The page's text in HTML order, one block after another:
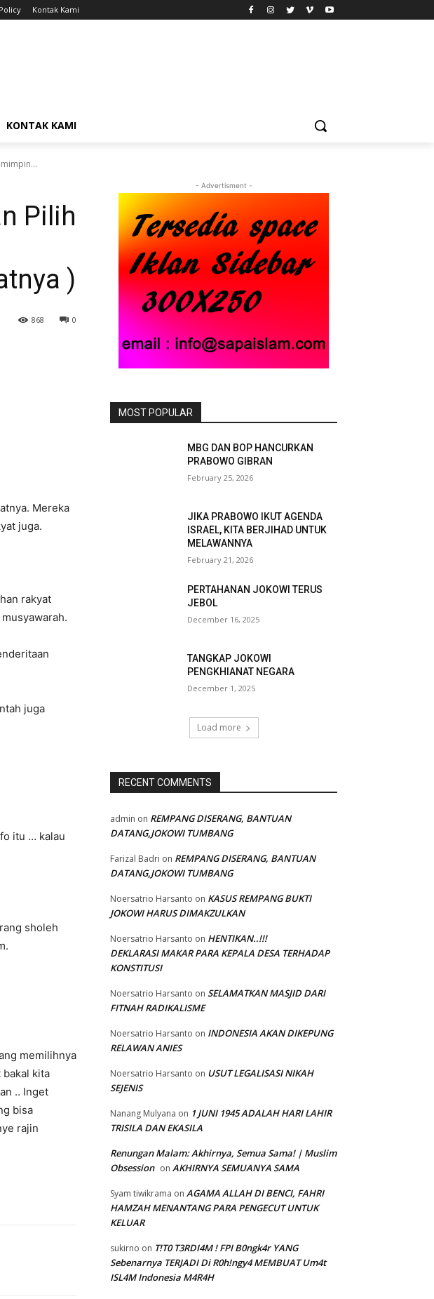
Kontak Kami
KONTAK KAMI
Pilih
)
0
868
Mereka
juga.
rakyat
juga
itu … kalau
sholeh
memilihnya
bakal kita
.. Inget
bisa
rajin
- Advertisment -
MOST POPULAR
MBG DAN BOP HANCURKAN
PRABOWO GIBRAN
February 25, 2026
JIKA PRABOWO IKUT AGENDA
ISRAEL, KITA BERJIHAD UNTUK
MELAWANNYA
February 21, 2026
PERTAHANAN JOKOWI TERUS
JEBOL
December 16, 2025
TANGKAP JOKOWI
PENGKHIANAT NEGARA
December 1, 2025
Load more
RECENT COMMENTS
admin on REMPANG DISERANG, BANTUAN
DATANG,JOKOWI TUMBANG
Farizal Badri on REMPANG DISERANG, BANTUAN
DATANG,JOKOWI TUMBANG
Noersatrio Harsanto on KASUS REMPANG BUKTI
JOKOWI HARUS DIMAKZULKAN
Noersatrio Harsanto on HENTIKAN..!!!
DEKLARASI MAKAR PARA KEPALA DESA TERHADAP
KONSTITUSI
Noersatrio Harsanto on SELAMATKAN MASJID DARI
FITNAH RADIKALISME
Noersatrio Harsanto on INDONESIA AKAN DIKEPUNG
RELAWAN ANIES
Noersatrio Harsanto on USUT LEGALISASI NIKAH
SEJENIS
Nanang Mulyana on 1 JUNI 1945 ADALAH HARI LAHIR
TRISILA DAN EKASILA
Renungan Malam: Akhirnya, Semua Sama! | Muslim
Obsession on AKHIRNYA SEMUANYA SAMA
Syam tiwikrama on AGAMA ALLAH DI BENCI, FAHRI
HAMZAH MENANTANG PARA PENGECUT UNTUK
KELUAR
sukirno on T!T0 T3RDI4M ! FPI B0ngk4r YANG
Sebenarnya TERJADI Di R0h!ngy4 MEMBUAT Um4t
ISL4M Indonesia M4R4H